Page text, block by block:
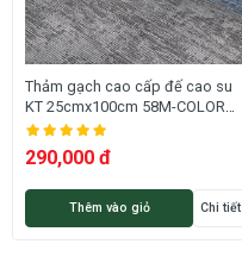
Thảm gạch cao cấp đế cao su
KT 25cmx100cm 58M-COLOR
SPEECH DNG
290,000 đ
Thêm vào giỏ Chi tiết